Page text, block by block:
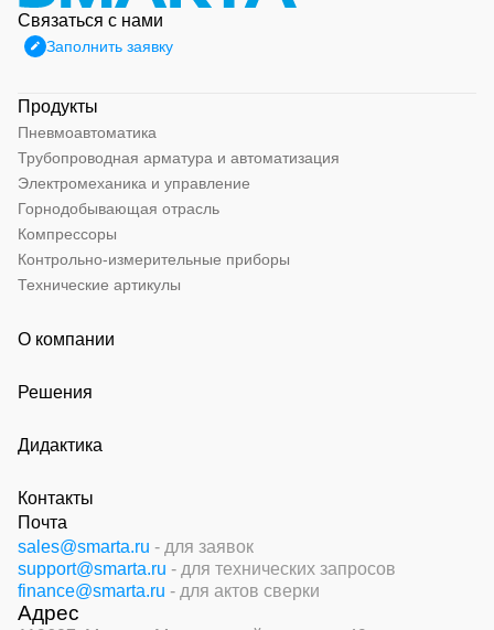
Связаться с нами
Заполнить заявку
Продукты
Пневмоавтоматика
Трубопроводная арматура и автоматизация
Электромеханика и управление
Горнодобывающая отрасль
Компрессоры
Контрольно-измерительные приборы
Технические артикулы
О компании
Решения
Дидактика
Контакты
Почта
sales@smarta.ru - для заявок
support@smarta.ru - для технических запросов
finance@smarta.ru - для актов сверки
Адрес